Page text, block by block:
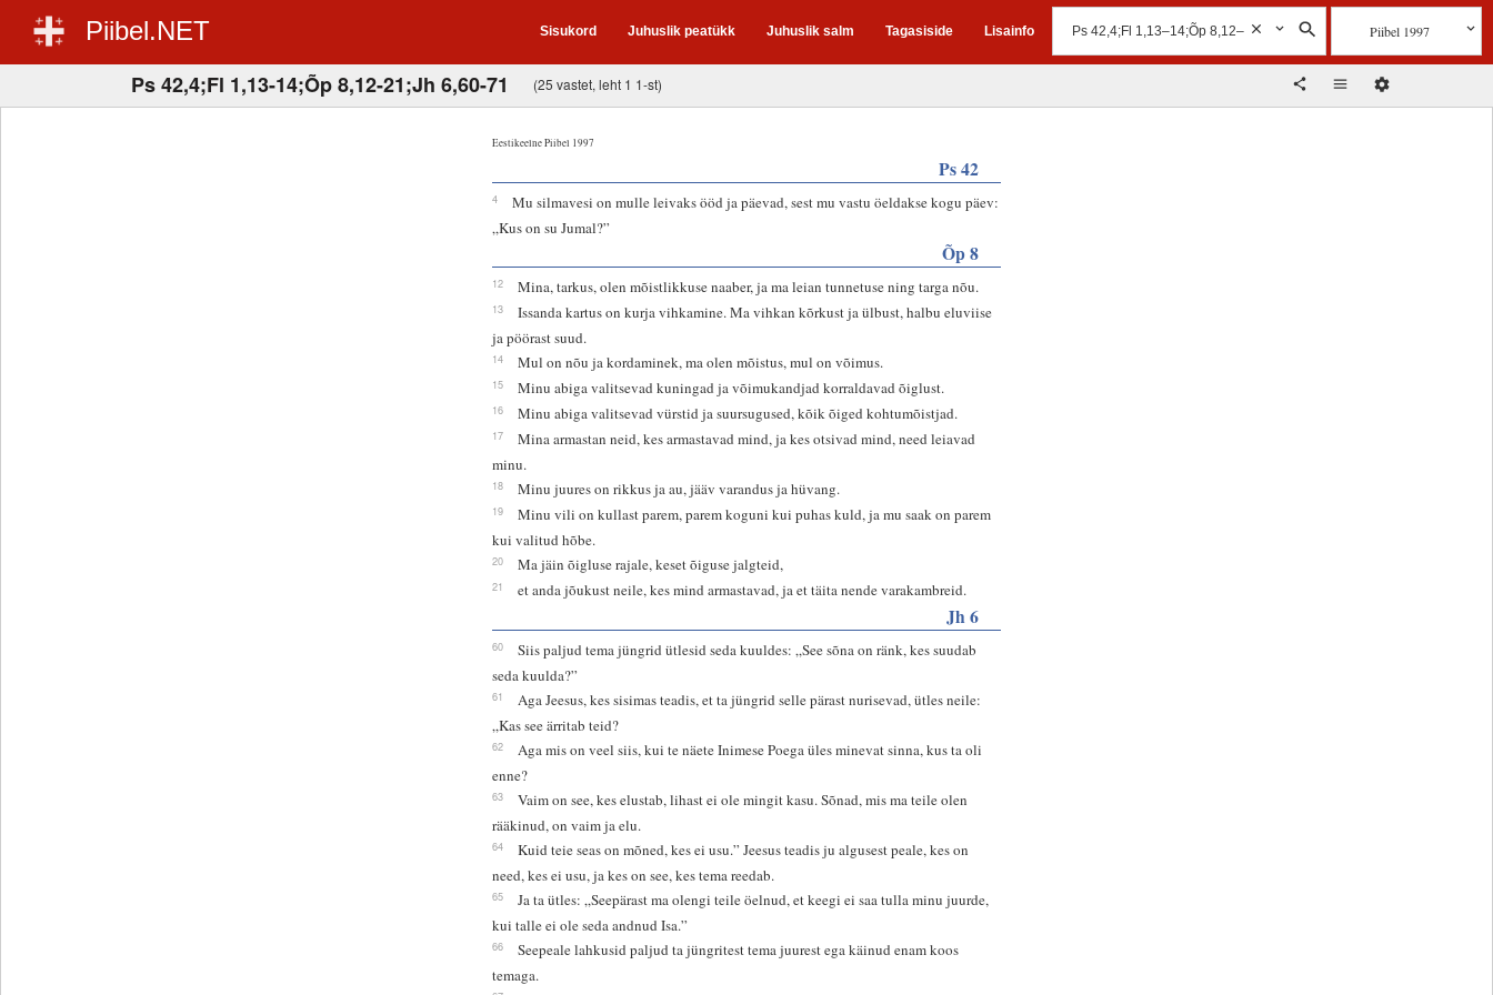
Piibel.NET Sisukord Juhuslik peatükk Juhuslik salm Tagasiside Lisainfo Piibel 1997
Ps 42,4;Fl 1,13-14;Õp 8,12-21;Jh 6,60-71 (25 vastet, leht 1 1-st)
Eestikeelne Piibel 1997
Ps 42
4
Mu silmavesi on mulle leivaks ööd ja päevad, sest mu vastu öeldakse kogu päev:
„Kus on su Jumal?”
Õp 8
12 Mina, tarkus, olen mõistlikkuse naaber, ja ma leian tunnetuse ning targa nõu.
13
Issanda kartus on kurja vihkamine. Ma vihkan kõrkust ja ülbust, halbu eluviise
ja pöörast suud.
14 Mul on nõu ja kordaminek, ma olen mõistus, mul on võimus.
15 Minu abiga valitsevad kuningad ja võimukandjad korraldavad õiglust.
16 Minu abiga valitsevad vürstid ja suursugused, kõik õiged kohtumõistjad.
17
Mina armastan neid, kes armastavad mind, ja kes otsivad mind, need leiavad
minu.
18 Minu juures on rikkus ja au, jääv varandus ja hüvang.
19
Minu vili on kullast parem, parem koguni kui puhas kuld, ja mu saak on parem
kui valitud hõbe.
20 Ma jäin õigluse rajale, keset õiguse jalgteid,
21 et anda jõukust neile, kes mind armastavad, ja et täita nende varakambreid.
Jh 6
60
Siis paljud tema jüngrid ütlesid seda kuuldes: „See sõna on ränk, kes suudab
seda kuulda?”
61
Aga Jeesus, kes sisimas teadis, et ta jüngrid selle pärast nurisevad, ütles neile:
„Kas see ärritab teid?
62
Aga mis on veel siis, kui te näete Inimese Poega üles minevat sinna, kus ta oli
enne?
63
Vaim on see, kes elustab, lihast ei ole mingit kasu. Sõnad, mis ma teile olen
rääkinud, on vaim ja elu.
64
Kuid teie seas on mõned, kes ei usu.” Jeesus teadis ju algusest peale, kes on
need, kes ei usu, ja kes on see, kes tema reedab.
65
Ja ta ütles: „Seepärast ma olengi teile öelnud, et keegi ei saa tulla minu juurde,
kui talle ei ole seda andnud Isa.”
66
Seepeale lahkusid paljud ta jüngritest tema juurest ega käinud enam koos
temaga.